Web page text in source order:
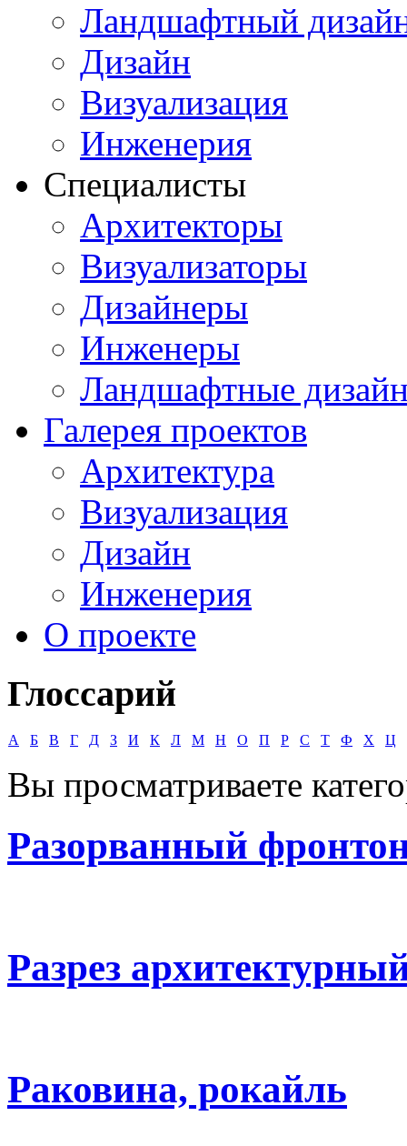
Ландшафтный
Дизайн
Визуализация
Инженерия
Специалисты
Архитекторы
Визуализаторы
Дизайнеры
Инженеры
Ландшафтные
Галерея проектов
Архитектура
Визуализация
Дизайн
Инженерия
О проекте
Глоссарий
А Б В Г Д З И К Л М Н О П Р С Т Ф Х Ц
Вы просматриваете
Разорванный
Разрез
Раковина, рокайль